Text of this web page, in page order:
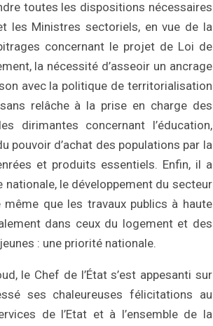
toutes les dispositions nécessaires
les Ministres sectoriels, en vue de la
concernant le projet de Loi de
la nécessité d’asseoir un ancrage
avec la politique de territorialisation
relâche à la prise en charge des
dirimantes concernant l’éducation,
pouvoir d’achat des populations par la
et produits essentiels. Enfin, il a
nationale, le développement du secteur
que les travaux publics à haute
dans ceux du logement et des
: une priorité nationale.
le Chef de l’État s’est appesanti sur
ses chaleureuses félicitations au
de l’Etat et à l’ensemble de la